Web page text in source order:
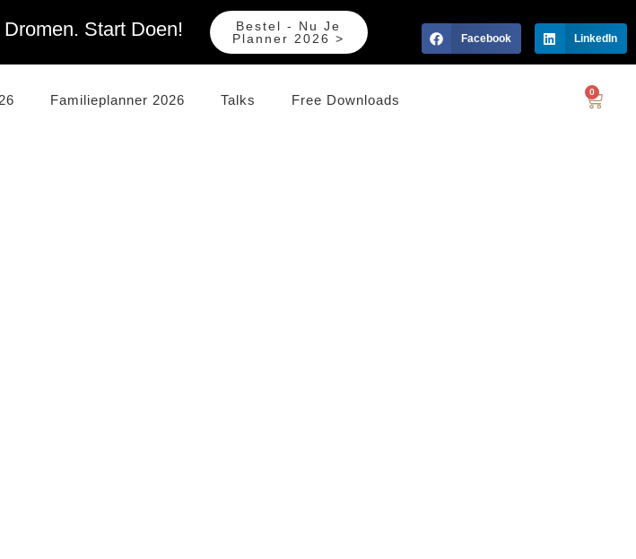
Dromen. Start Doen!
Bestel - Nu Je
Planner 2026 >
Facebook LinkedIn
Familieplanner 2026 Talks Free Downloads
0